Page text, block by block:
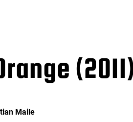
Maile